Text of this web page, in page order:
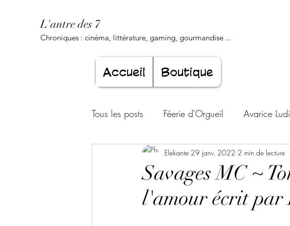
L'antre des 7
Chroniques : cinéma, littérature, gaming, gourmandise ...
Accueil Boutique
Tous les posts Féerie d'Orgueil Avarice
Luxure Envoûtante Gourmandise Proscrite
Jeunesse éternelle Cœur d'adolescent
Savages MC ~
l'amour écrit par
Elekante 29 janv. 2022 2 min de lecture